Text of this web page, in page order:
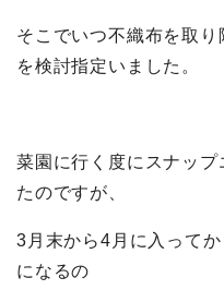
そこでいつ不織布を取
を検討指定いました。
菜園に行く度にスナッ
たのですが、
3月末から4月に入って
になるの